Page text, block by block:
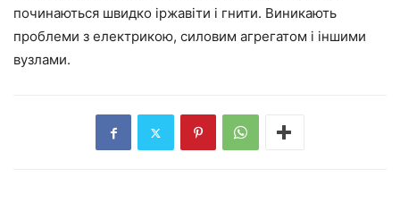
починаються швидко іржавіти і гнити. Виникають
проблеми з електрикою, силовим агрегатом і іншими
вузлами.